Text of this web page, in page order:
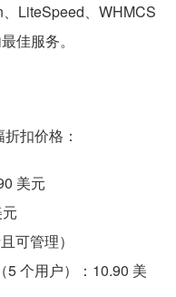
LiteSpeed、WHMCS
佳服务。
扣价格：
美元
可管理）
5 个用户）：10.90 美